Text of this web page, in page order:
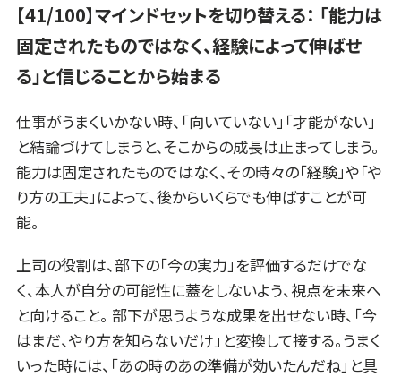
【41/100】マインドセットを切り替える： 「能力は
固定されたものではなく、経験によって伸ばせ
る」と信じることから始まる
仕事がうまくいかない時、「向いていない」「才能がない」
と結論づけてしまうと、そこからの成長は止まってしまう。
能力は固定されたものではなく、その時々の「経験」や「や
り方の工夫」によって、後からいくらでも伸ばすことが可
能。
上司の役割は、部下の「今の実力」を評価するだけでな
く、本人が自分の可能性に蓋をしないよう、視点を未来へ
と向けること。 部下が思うような成果を出せない時、「今
はまだ、やり方を知らないだけ」と変換して接する。うまく
いった時には、「あの時のあの準備が効いたんだね」と具